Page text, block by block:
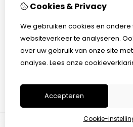
Mijn account
Bestelhistorie
Klantenservice
Contact
Cookies & Privacy
We gebruiken cookies en
websiteverkeer te analyseren.
over uw gebruik van onze site
analyse. Lees onze
Accepteren
Cookie-